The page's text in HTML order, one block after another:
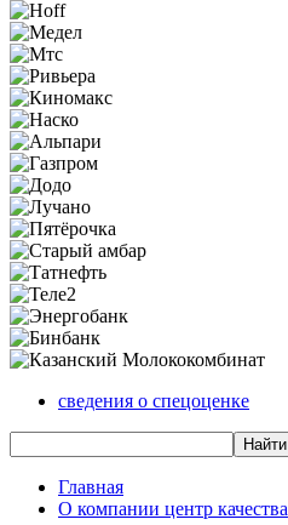
сведения о спецоценке
Главная
О компании центр качества